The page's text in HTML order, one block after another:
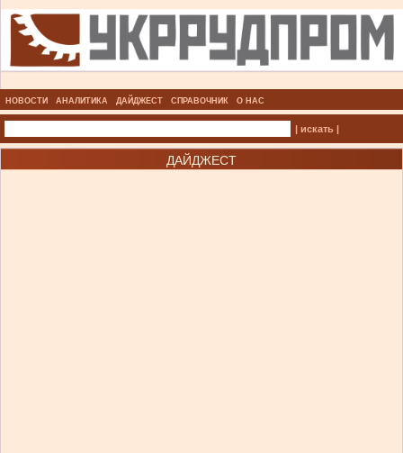
НОВОСТИ АНАЛИТИКА ДАЙДЖЕСТ СПРАВОЧНИК О НАС
| искать |
ДАЙДЖЕСТ